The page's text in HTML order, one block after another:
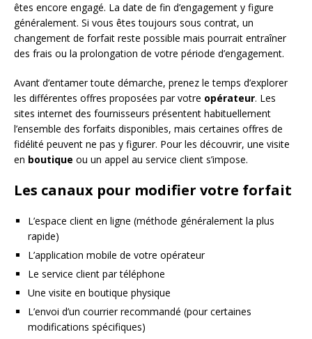
êtes encore engagé. La date de fin d’engagement y figure
généralement. Si vous êtes toujours sous contrat, un
changement de forfait reste possible mais pourrait entraîner
des frais ou la prolongation de votre période d’engagement.
Avant d’entamer toute démarche, prenez le temps d’explorer
les différentes offres proposées par votre opérateur. Les
sites internet des fournisseurs présentent habituellement
l’ensemble des forfaits disponibles, mais certaines offres de
fidélité peuvent ne pas y figurer. Pour les découvrir, une visite
en boutique ou un appel au service client s’impose.
Les canaux pour modifier votre forfait
L’espace client en ligne (méthode généralement la plus
rapide)
L’application mobile de votre opérateur
Le service client par téléphone
Une visite en boutique physique
L’envoi d’un courrier recommandé (pour certaines
modifications spécifiques)